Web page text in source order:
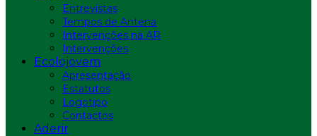
Entrevistas
Tempos de Antena
Intervenções na AR
Intervenções
Ecolojovem
Apresentação
Estatutos
Logotipo
Contactos
Aderir